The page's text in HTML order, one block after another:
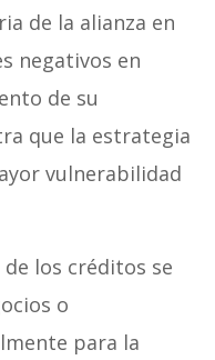
de la alianza en
negativos en
de su
que la estrategia
vulnerabilidad
los créditos se
o
para la